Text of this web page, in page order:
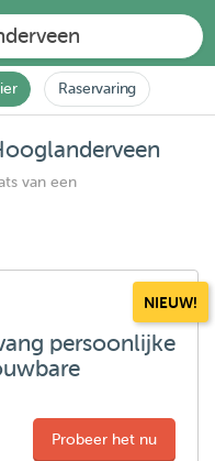
Raservaring
van een
NIEUW!
persoonlijke
Probeer het nu